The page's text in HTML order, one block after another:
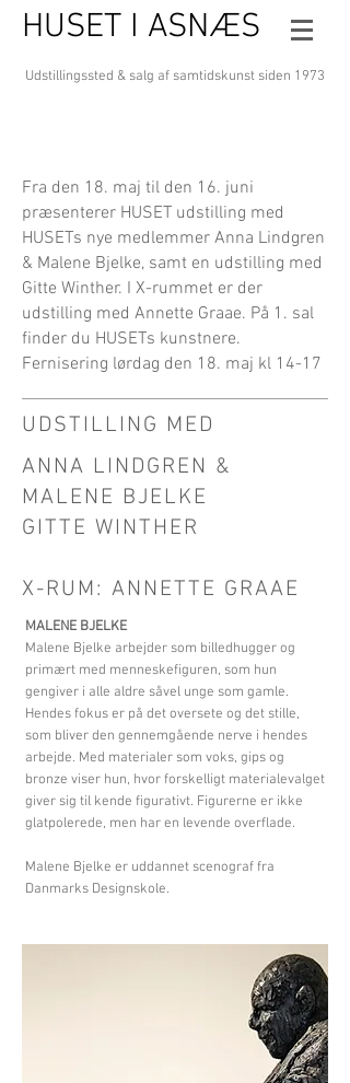
HUSET I ASNÆS
Udstillingssted & salg af samtidskunst siden 1973
Fra den 18. maj til den 16. juni
præsenterer HUSET udstilling med
HUSETs nye medlemmer Anna Lindgren
& Malene Bjelke, samt en udstilling med
Gitte Winther. I X-rummet er der
udstilling med Annette Graae. På 1. sal
finder du HUSETs kunstnere.
Fernisering lørdag den 18. maj kl 14-17
UDSTILLING MED
ANNA LINDGREN &
MALENE BJELKE
GITTE WINTHER
X-RUM: ANNETTE GRAAE
MALENE BJELKE
Malene Bjelke arbejder som billedhugger og
primært med menneskefiguren, som hun
gengiver i alle aldre såvel unge som gamle.
Hendes fokus er på det oversete og det stille,
som bliver den gennemgående nerve i hendes
arbejde. Med materialer som voks, gips og
bronze viser hun, hvor forskelligt materialevalget
giver sig til kende figurativt. Figurerne er ikke
glatpolerede, men har en levende overflade.
Malene Bjelke er uddannet scenograf fra
Danmarks Designskole.